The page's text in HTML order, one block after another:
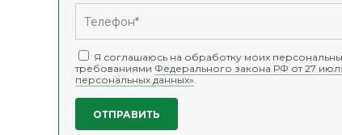
Я соглашаюсь на обработку моих
требованиями Федерального закона РФ от 27
персональных данных».